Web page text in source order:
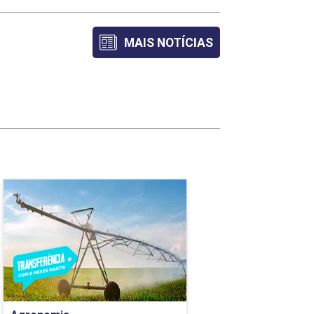
60
45
90
MAIS NOTÍCIAS
Agronomia
Detalhes do curso
Ir para Inscrição